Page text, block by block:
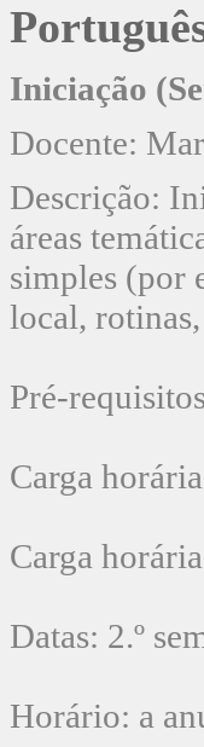
Iniciação
Docente:
Descrição:
áreas
simples (por
local,
Pré-
Carga
Carga
Datas: 2.º
Horário: a